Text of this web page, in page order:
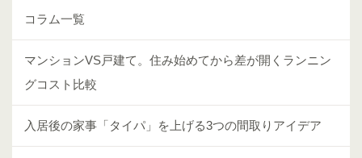
コラム一覧
マンションVS戸建て。住み始めてから差が開くランニン
グコスト比較
入居後の家事「タイパ」を上げる3つの間取りアイデア